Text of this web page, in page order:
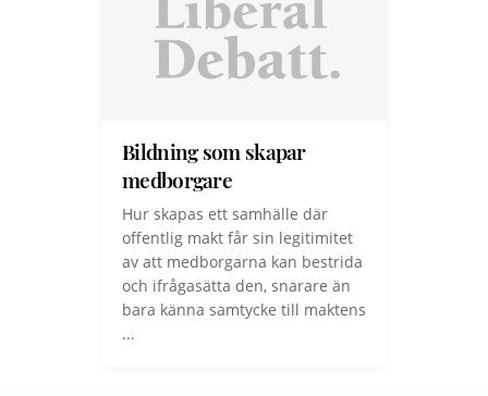
Bildning som skapar
medborgare
Hur skapas ett samhälle där
offentlig makt får sin legitimitet
av att medborgarna kan bestrida
och ifrågasätta den, snarare än
bara känna samtycke till maktens
...